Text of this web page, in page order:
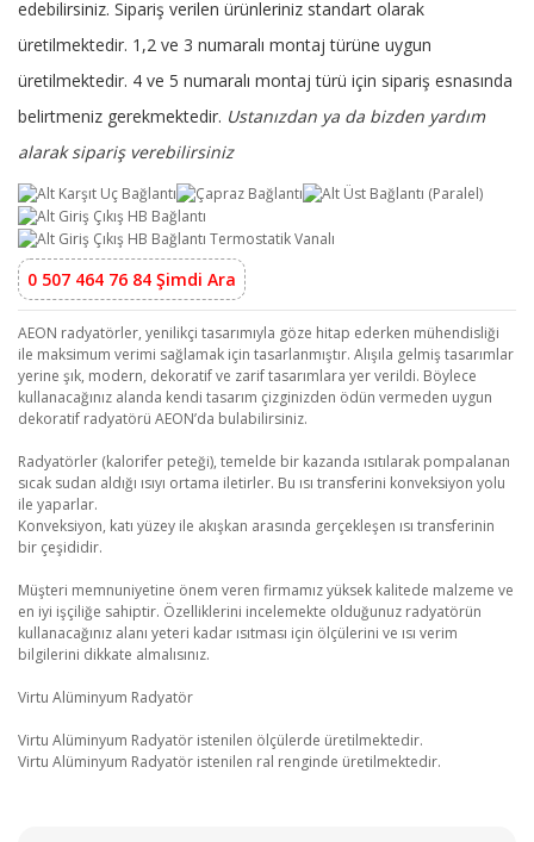
edebilirsiniz. Sipariş verilen ürünleriniz standart olarak
üretilmektedir. 1,2 ve 3 numaralı montaj türüne uygun
üretilmektedir. 4 ve 5 numaralı montaj türü için sipariş esnasında
belirtmeniz gerekmektedir. Ustanızdan ya da bizden yardım
alarak sipariş verebilirsiniz
0 507 464 76 84 Şimdi Ara
AEON radyatörler, yenilikçi tasarımıyla göze hitap ederken mühendisliği
ile maksimum verimi sağlamak için tasarlanmıştır. Alışıla gelmiş tasarımlar
yerine şık, modern, dekoratif ve zarif tasarımlara yer verildi. Böylece
kullanacağınız alanda kendi tasarım çizginizden ödün vermeden uygun
dekoratif radyatörü AEON’da bulabilirsiniz.
Radyatörler (kalorifer peteği), temelde bir kazanda ısıtılarak pompalanan
sıcak sudan aldığı ısıyı ortama iletirler. Bu ısı transferini konveksiyon yolu
ile yaparlar.
Konveksiyon, katı yüzey ile akışkan arasında gerçekleşen ısı transferinin
bir çeşididir.
Müşteri memnuniyetine önem veren firmamız yüksek kalitede malzeme ve
en iyi işçiliğe sahiptir. Özelliklerini incelemekte olduğunuz radyatörün
kullanacağınız alanı yeteri kadar ısıtması için ölçülerini ve ısı verim
bilgilerini dikkate almalısınız.
Virtu Alüminyum Radyatör
Virtu Alüminyum Radyatör istenilen ölçülerde üretilmektedir.
Virtu Alüminyum Radyatör istenilen ral renginde üretilmektedir.